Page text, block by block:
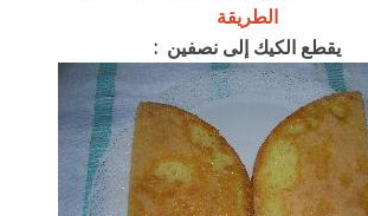
الطريقة
يقطع الكيك إلى نصفين :